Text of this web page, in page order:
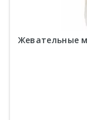
Жевательные